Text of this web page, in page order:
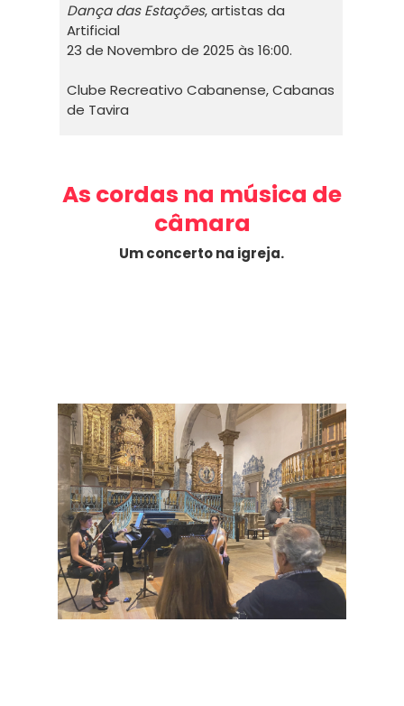
Dança das Estações, artistas da
Artificial
23 de Novembro de 2025 às 16:00.
Clube Recreativo Cabanense, Cabanas
de Tavira
As cordas na música de
câmara
Um concerto na igreja.